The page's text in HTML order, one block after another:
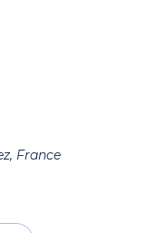
France